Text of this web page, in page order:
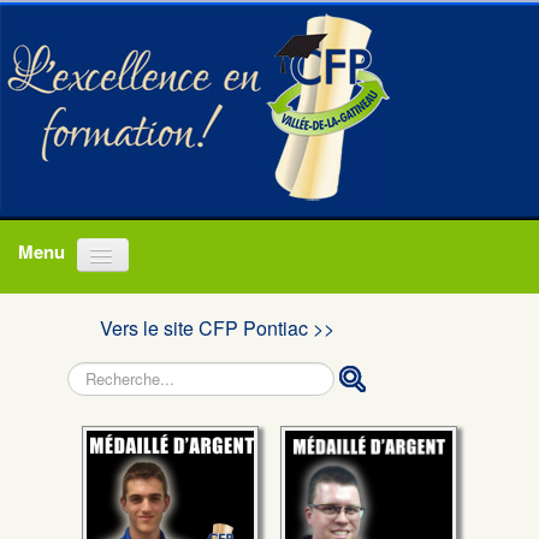
Programmes
Actualités
Nous joindre
Vers le site CFP Pontiac >>
Rechercher